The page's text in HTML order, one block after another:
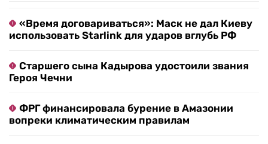
«Время договариваться»: Маск не дал Киеву
использовать Starlink для ударов вглубь РФ
Старшего сына Кадырова удостоили звания
Героя Чечни
ФРГ финансировала бурение в Амазонии
вопреки климатическим правилам